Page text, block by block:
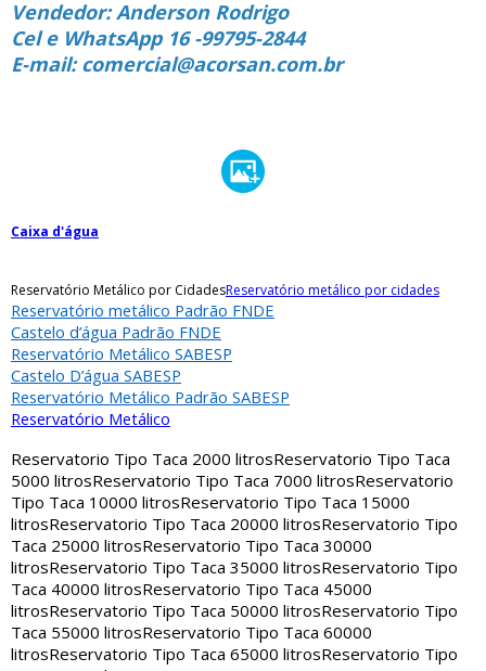
Vendedor: Anderson Rodrigo
Cel e WhatsApp 16 -99795-2844
E-mail: comercial@acorsan.com.br
Caixa d'água
Reservatório Metálico por CidadesReservatório metálico por cidades
Reservatório metálico Padrão FNDE
Castelo d’água Padrão FNDE
Reservatório Metálico SABESP
Castelo D’água SABESP
Reservatório Metálico Padrão SABESP
Reservatório Metálico
Reservatorio Tipo Taca 2000 litrosReservatorio Tipo Taca
5000 litrosReservatorio Tipo Taca 7000 litrosReservatorio
Tipo Taca 10000 litrosReservatorio Tipo Taca 15000
litrosReservatorio Tipo Taca 20000 litrosReservatorio Tipo
Taca 25000 litrosReservatorio Tipo Taca 30000
litrosReservatorio Tipo Taca 35000 litrosReservatorio Tipo
Taca 40000 litrosReservatorio Tipo Taca 45000
litrosReservatorio Tipo Taca 50000 litrosReservatorio Tipo
Taca 55000 litrosReservatorio Tipo Taca 60000
litrosReservatorio Tipo Taca 65000 litrosReservatorio Tipo